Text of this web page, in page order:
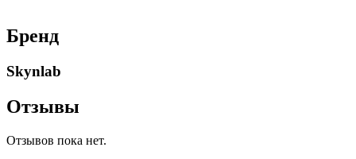
Бренд
Skynlab
Отзывы
Отзывов пока нет.